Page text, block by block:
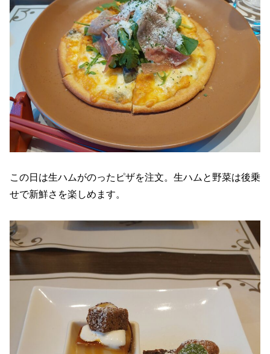
この日は生ハムがのったピザを注文。生ハムと野菜は後乗
せで新鮮さを楽しめます。